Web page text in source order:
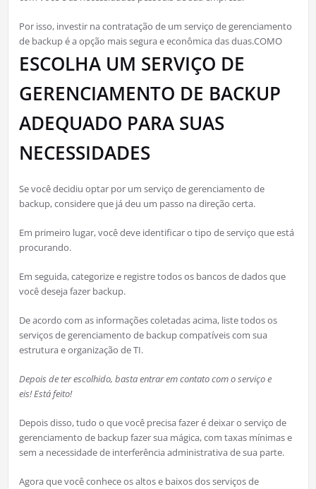
Por isso, investir na contratação de um serviço de gerenciamento
de backup é a opção mais segura e econômica das duas.COMO
ESCOLHA UM SERVIÇO DE
GERENCIAMENTO DE BACKUP
ADEQUADO PARA SUAS
NECESSIDADES
Se você decidiu optar por um serviço de gerenciamento de
backup, considere que já deu um passo na direção certa.
Em primeiro lugar, você deve identificar o tipo de serviço que está
procurando.
Em seguida, categorize e registre todos os bancos de dados que
você deseja fazer backup.
De acordo com as informações coletadas acima, liste todos os
serviços de gerenciamento de backup compatíveis com sua
estrutura e organização de TI.
Depois de ter escolhido, basta entrar em contato com o serviço e
eis! Está feito!
Depois disso, tudo o que você precisa fazer é deixar o serviço de
gerenciamento de backup fazer sua mágica, com taxas mínimas e
sem a necessidade de interferência administrativa de sua parte.
Agora que você conhece os altos e baixos dos serviços de